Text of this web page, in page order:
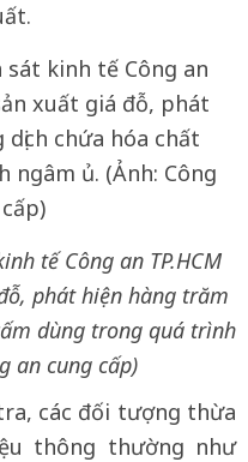
tế Công an TP.HCM
phát hiện hàng trăm
dùng trong quá trình
an cung cấp)
các đối tượng thừa
thông thường như